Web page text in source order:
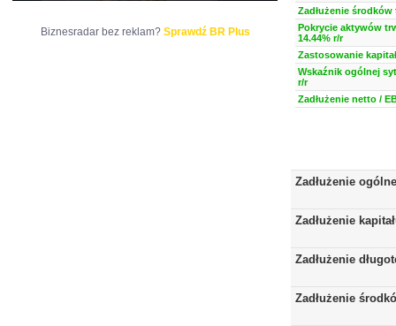
Zadłużenie środków
Pokrycie aktywów
14.44% r/r
Zastosowanie
Wskaźnik ogólnej
r/r
Zadłużenie netto /
Zadłużenie ogólne
Zadłużenie
Zadłużenie
Zadłużenie
Biznesradar bez reklam? Sprawdź BR Plus